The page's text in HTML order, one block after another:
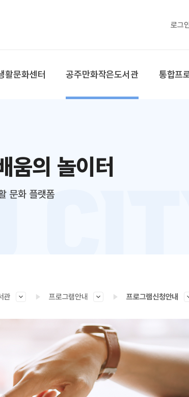
로그
활문화센터 공주만화작은도서관 통합프
움의 놀이터
문화 플랫폼
관 프로그램안내 프로그램신청안내